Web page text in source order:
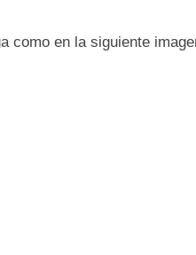
como en la siguiente